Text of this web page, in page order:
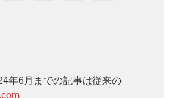
年6月までの記事は従来の